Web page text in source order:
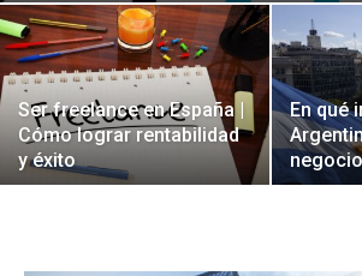
Ser freelance en España |
Cómo lograr rentabilidad
y éxito
En qué